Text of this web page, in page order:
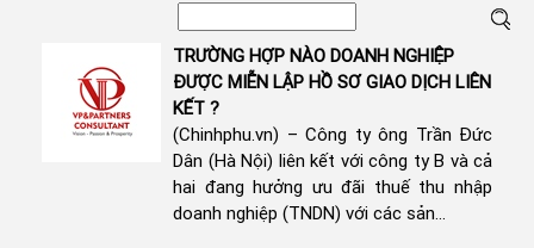
TRƯỜNG HỢP NÀO DOANH NGHIỆP
ĐƯỢC MIỄN LẬP HỒ SƠ GIAO DỊCH LIÊN
KẾT ?
(Chinhphu.vn) – Công ty ông Trần Đức
Dân (Hà Nội) liên kết với công ty B và cả
hai đang hưởng ưu đãi thuế thu nhập
doanh nghiệp (TNDN) với các sản...